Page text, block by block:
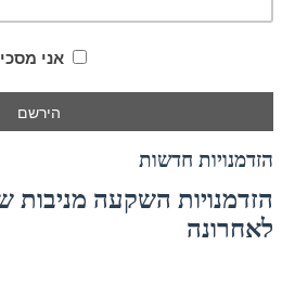
אני
הזדמנויות חדשות
הזדמנויות השקעה מניבות
לאחרונה